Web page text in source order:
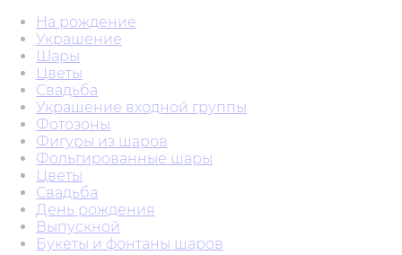
На рождение
Украшение
Шары
Цветы
Свадьба
Украшение входной группы
Фотозоны
Фигуры из шаров
Фольгированные шары
Цветы
Свадьба
День рождения
Выпускной
Букеты и фонтаны шаров